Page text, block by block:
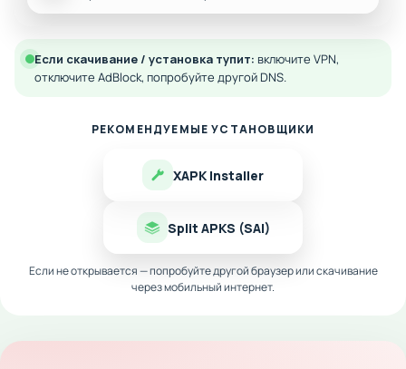
Если скачивание / установка тупит: включите VPN,
отключите AdBlock, попробуйте другой DNS.
РЕКОМЕНДУЕМЫЕ УСТАНОВЩИКИ
XAPK Installer
Split APKS (SAI)
Если не открывается — попробуйте другой браузер или скачивание
через мобильный интернет.